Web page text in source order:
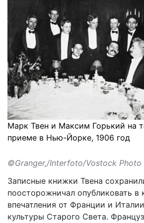
Марк Твен и Максим Горький на
приеме в Нью-Йорке, 1906 год
©Granger,/Interfoto/Vostock Photo
Записные книжки Твена
поосторожничал опубликовать в
впечатления от Франции и
культуры Старого Света.